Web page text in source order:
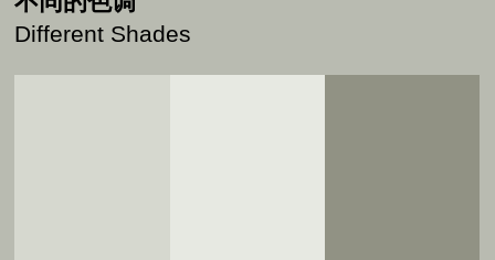
Different Shades